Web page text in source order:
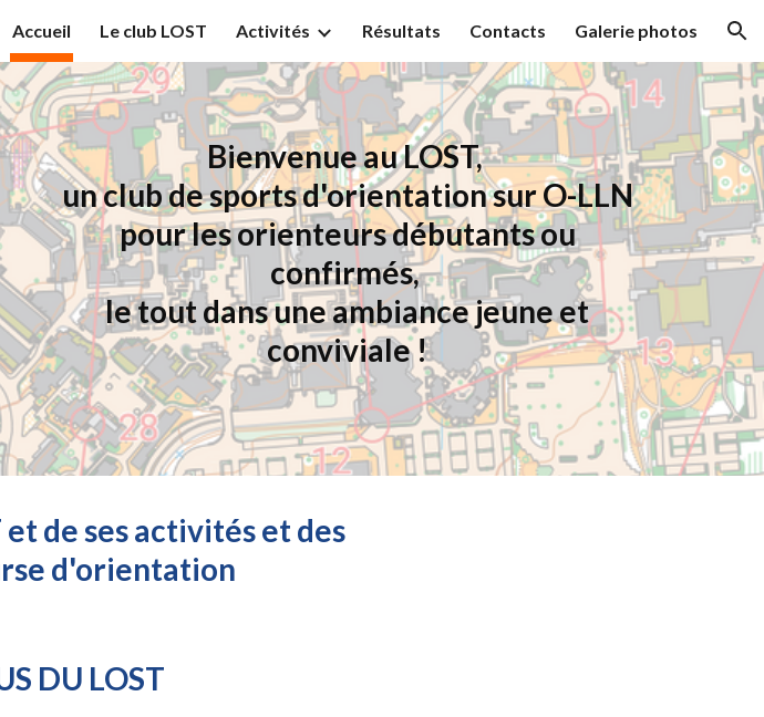
Skip to navigation
Accueil Le club LOST Activités Résultats Contacts Galerie photos
Bienvenue au LOST,
un club de sports d'orientation sur O-LLN
pour les orienteurs débutants ou
confirmés,
le tout dans une ambiance jeune et
conviviale !
de ses activités et des
d'orientation
DU LOST